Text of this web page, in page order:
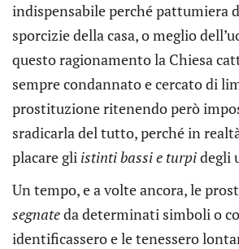
indispensabile perché pattumiera
sporcizie della casa, o meglio
questo ragionamento la Chiesa
sempre condannato e cercato di
prostituzione ritenendo però
sradicarla del tutto, perché in
placare gli istinti bassi e turpidegli
Un tempo, e a volte ancora, le
segnateda determinati simboli o
identificassero e le tenessero